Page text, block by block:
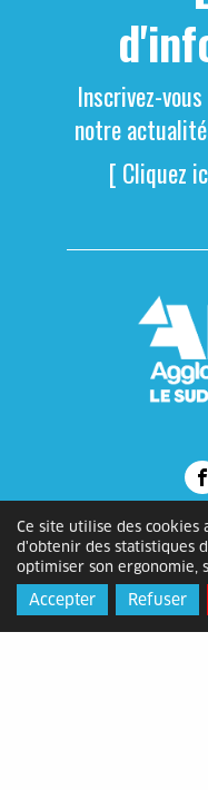
Ce site utilise des
d'obtenir des statistiques
optimiser son ergonomie,
Accepter Refuser
Inscrivez-
notre
[ Cliquez
Alès
Adresse